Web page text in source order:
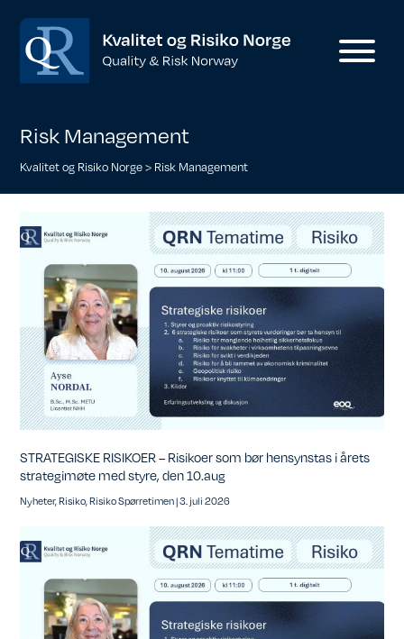
Risk Management
Kvalitet og Risiko Norge> Risk Management
STRATEGISKE RISIKOER – Risikoer som bør hensynstas i årets
strategimøte med styre, den 10.aug
Nyheter,Risiko,Risiko Spørretimen|3. juli 2026